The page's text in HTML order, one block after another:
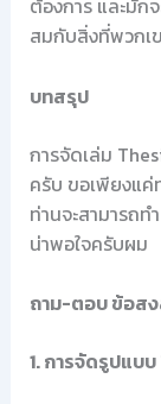
ต้องการ และมัก
สมกับสิ่งที่พวกเ
บทสรุป
การจัดเล่ม
ครับ ขอเพียงแค่
ท่านจะสามารถ
น่าพอใจครับผม
ถาม-ตอบ ข้อส
1. การจัดรูปแบ